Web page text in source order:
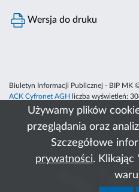
Używamy plików
przeglądania oraz
Szczegółowe
prywatności. Klikając
Wersja do druku
Biuletyn Informacji Publicznej - BIP MK
ACK Cyfronet AGH
liczba wyświetleń: